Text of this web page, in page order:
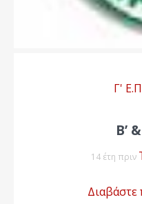
Γ'
Β’
14 έτη πριν
Διαβάστε